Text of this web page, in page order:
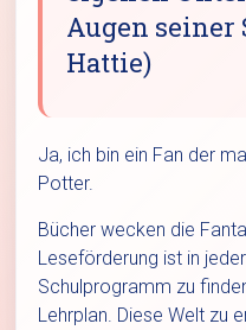
Augen seiner
Hattie)
Ja, ich bin ein Fan der
Potter.
Bücher wecken die
Leseförderung ist in
Schulprogramm zu
Lehrplan. Diese Welt zu